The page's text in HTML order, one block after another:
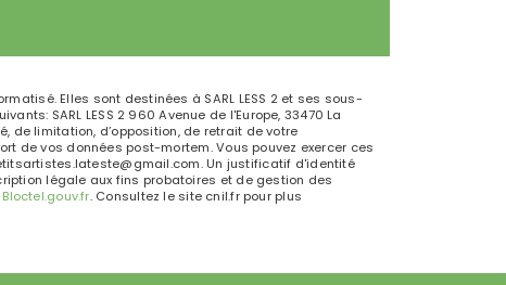
Elles sont destinées à SARL LESS 2 et ses sous-
SARL LESS 2 960 Avenue de l'Europe, 33470 La
de limitation, d’opposition, de retrait de votre
de vos données post-mortem. Vous pouvez exercer ces
Un justificatif d'identité
légale aux fins probatoires et de gestion des
Bloctel.gouv.fr. Consultez le site cnil.fr pour plus